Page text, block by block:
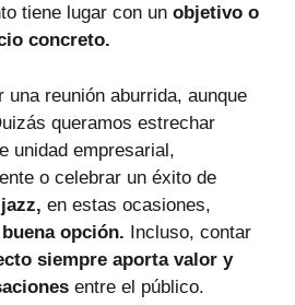
tiene lugar con un objetivo o
concreto.
una reunión aburrida, aunque
queramos estrechar
unidad empresarial,
o celebrar un éxito de
jazz, en estas ocasiones,
opción. Incluso, contar
siempre aporta valor y
entre el público.